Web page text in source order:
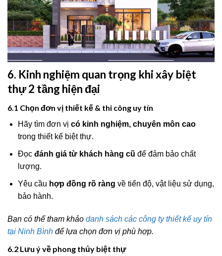
6. Kinh nghiệm quan trọng khi xây biệt
thự 2 tầng hiện đại
6.1 Chọn đơn vị thiết kế & thi công uy tín
Hãy tìm đơn vị có kinh nghiệm, chuyên môn cao
trong thiết kế biệt thự.
Đọc đánh giá từ khách hàng cũ để đảm bảo chất
lượng.
Yêu cầu hợp đồng rõ ràng về tiến độ, vật liệu sử dụng,
bảo hành.
Bạn có thể tham khảo danh sách các công ty thiết kế uy tín
tại Ninh Bình để lựa chọn đơn vị phù hợp.
6.2 Lưu ý về phong thủy biệt thự